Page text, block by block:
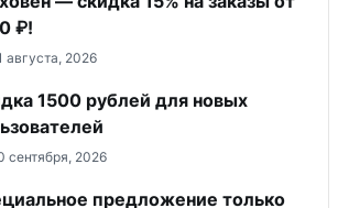
₽!
августа, 2026
1500 рублей для новых
сентября, 2026
предложение только